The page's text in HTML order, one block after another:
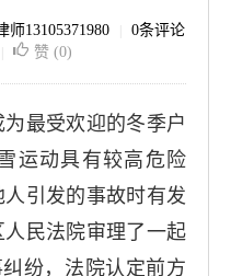
师13105371980 0条评论
赞 (0)
最受欢迎的冬季户
运动具有较高危险
引发的事故时有发
民法院审理了一起
纷，法院认定前方